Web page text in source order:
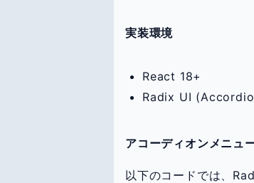
実装環境
React 18+
Radix UI
アコーディオンメニュ
以下のコードでは、